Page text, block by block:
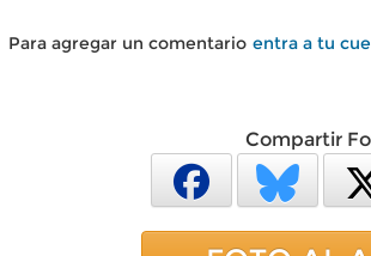
Para agregar un comentario entra a tu
Compartir